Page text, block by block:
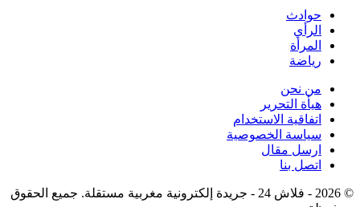
حوادث
الرأي
المرأة
رياضة
من نحن
هيأة التحرير
اتفاقية الاستخدام
سياسة الخصوصية
ارسل مقال
اتصل بنا
© 2026 - فلاش 24 - جريدة إلكترونية مغربية مستقلة. جميع الحقوق